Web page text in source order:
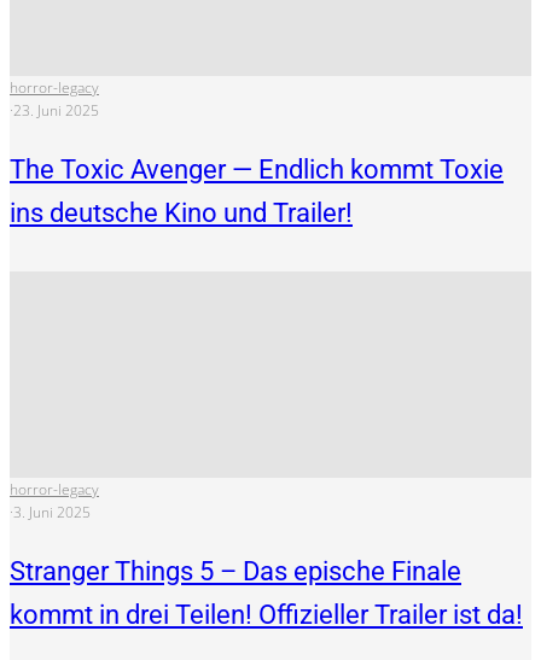
horror-legacy
·23. Juni 2025
The Toxic Avenger — Endlich kommt Toxie
ins deutsche Kino und Trailer!
horror-legacy
·3. Juni 2025
Stranger Things 5 – Das epische Finale
kommt in drei Teilen! Offizieller Trailer ist da!